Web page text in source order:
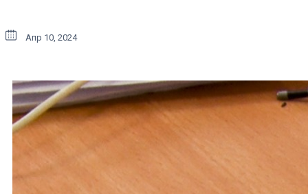
Апр 10, 2024